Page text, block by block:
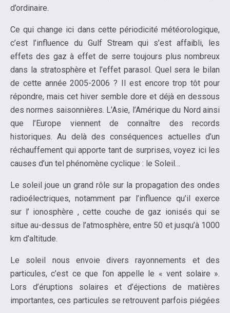
d’ordinaire.
Ce qui change ici dans cette périodicité météorologique,
c’est l’influence du Gulf Stream qui s’est affaibli, les
effets des gaz à effet de serre toujours plus nombreux
dans la stratosphère et l’effet parasol. Quel sera le bilan
de cette année 2005-2006 ? Il est encore trop tôt pour
répondre, mais cet hiver semble dore et déjà en dessous
des normes saisonnières. L’Asie, l’Amérique du Nord ainsi
que l’Europe viennent de connaître des records
historiques. Au delà des conséquences actuelles d’un
réchauffement qui apporte tant de surprises, voyez ici les
causes d’un tel phénomène cyclique : le Soleil…
Le soleil joue un grand rôle sur la propagation des ondes
radioélectriques, notamment par l’influence qu’il exerce
sur l’ ionosphère , cette couche de gaz ionisés qui se
situe au-dessus de l’atmosphère, entre 50 et jusqu’à 1000
km d’altitude.
Le soleil nous envoie divers rayonnements et des
particules, c’est ce que l’on appelle le « vent solaire ».
Lors d’éruptions solaires et d’éjections de matières
importantes, ces particules se retrouvent parfois piégées